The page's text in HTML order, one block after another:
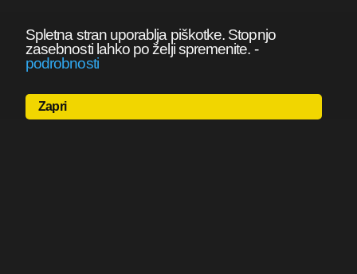
Spletna stran uporablja piškotke. Stopnjo
zasebnosti lahko po želji spremenite. -
podrobnosti
Zapri